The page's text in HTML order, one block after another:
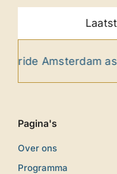
as an Inter-
Pagina's
Over ons
Programma